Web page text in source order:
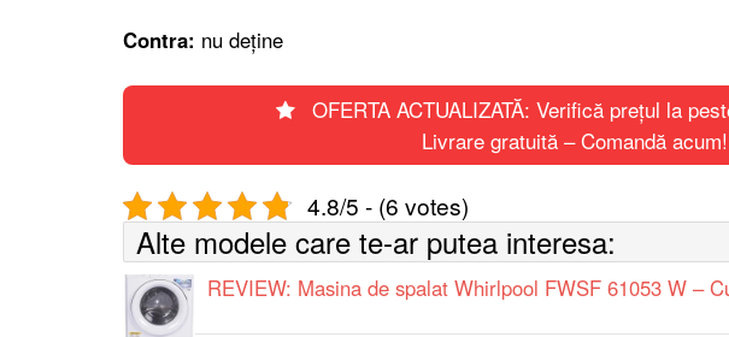
Contra: nu deţine
OFERTA ACTUALIZATĂ: Verifică prețul la
Livrare gratuită – Comandă acum!
4.8/5 - (6 votes)
Alte modele care te-ar putea interesa:
REVIEW: Masina de spalat Whirlpool FWSF 61053 W –